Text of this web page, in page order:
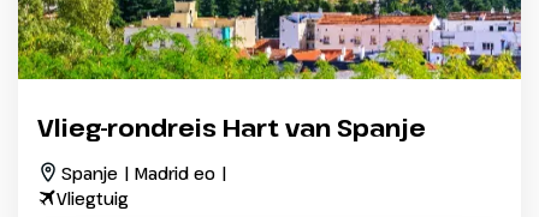
Vlieg-rondreis Hart van Spanje
Spanje | Madrid eo |
Vliegtuig